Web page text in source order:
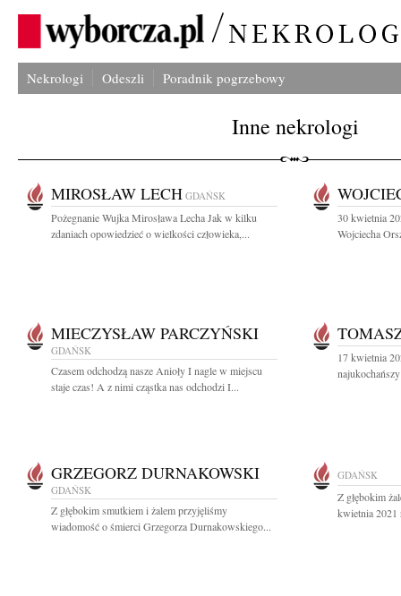
Nekrologi Odeszli Poradnik pogrzebowy
Inne nekrologi
MIROSŁAW LECH GDAŃSK
Pożegnanie Wujka Mirosława Lecha Jak w kilku
zdaniach opowiedzieć o wielkości człowieka,...
30 kwietnia
Wojciecha
MIECZYSŁAW PARCZYŃSKI
GDAŃSK
Czasem odchodzą nasze Anioły I nagle w miejscu
staje czas! A z nimi cząstka nas odchodzi I...
17 kwietnia
GRZEGORZ DURNAKOWSKI
GDAŃSK
Z głębokim smutkiem i żalem przyjęliśmy
wiadomość o śmierci Grzegorza Durnakowskiego...
GDAŃSK
Z głębokim
kwietnia 2021